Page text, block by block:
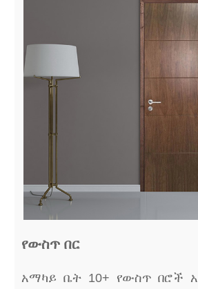
የውስጥ በር
አማካይ ቤት 10+ የውስጥ በሮች